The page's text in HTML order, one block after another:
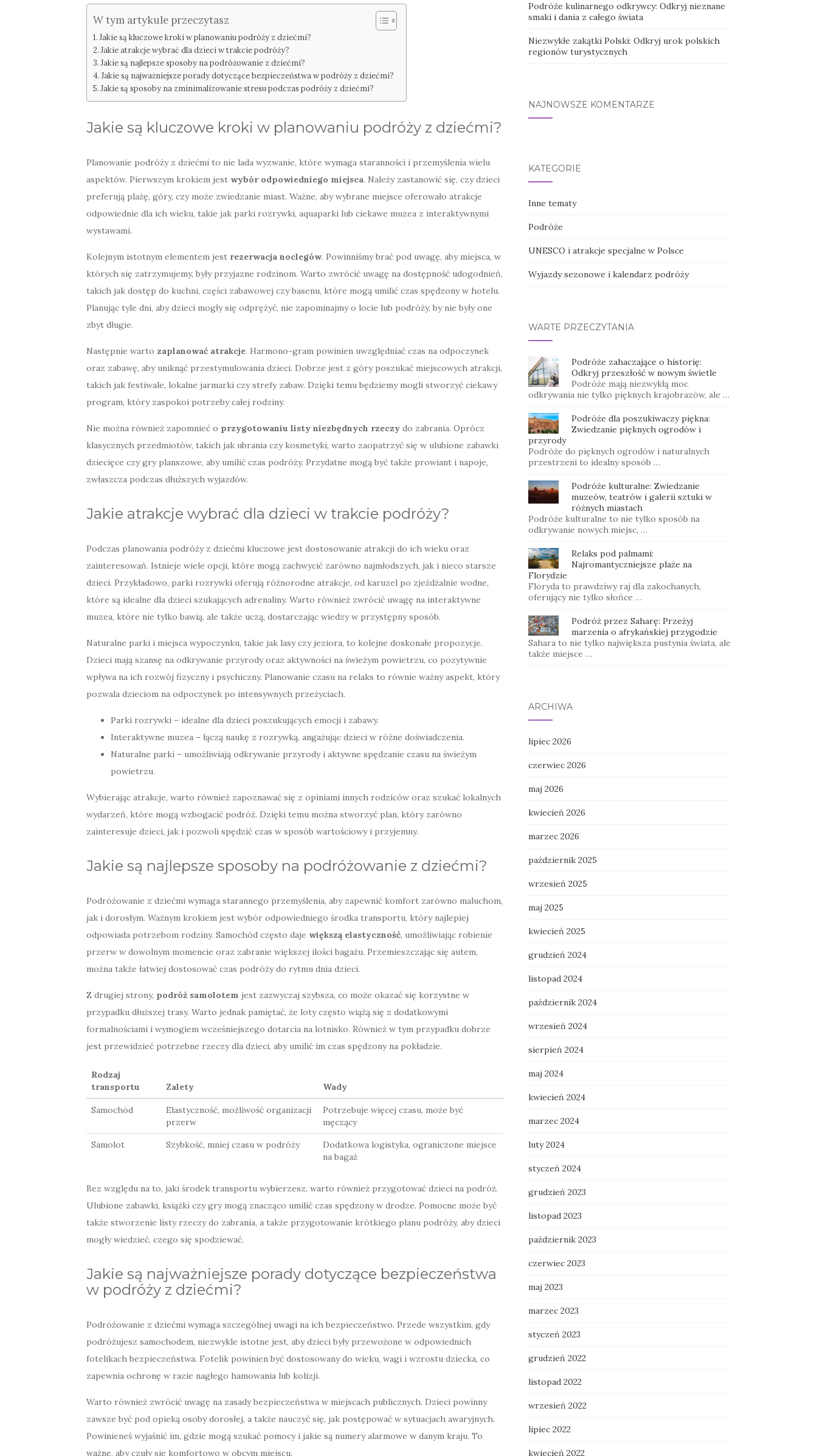
W tym artykule przeczytasz
Jakie są kluczowe kroki w planowaniu podróży z dziećmi?
Jakie atrakcje wybrać dla dzieci w trakcie podróży?
Jakie są najlepsze sposoby na podróżowanie z dziećmi?
Jakie są najważniejsze porady dotyczące bezpieczeństwa w podróży z dziećmi?
Jakie są sposoby na zminimalizowanie stresu podczas podróży z dziećmi?
Jakie są kluczowe kroki w planowaniu podróży z dziećmi?
Planowanie podróży z dziećmi to nie lada wyzwanie, które wymaga staranności i przemyślenia wielu
aspektów. Pierwszym krokiem jest wybór odpowiedniego miejsca. Należy zastanowić się, czy dzieci
preferują plażę, góry, czy może zwiedzanie miast. Ważne, aby wybrane miejsce oferowało atrakcje
odpowiednie dla ich wieku, takie jak parki rozrywki, aquaparki lub ciekawe muzea z interaktywnymi
wystawami.
Kolejnym istotnym elementem jest rezerwacja noclegów. Powinniśmy brać pod uwagę, aby miejsca, w
których się zatrzymujemy, były przyjazne rodzinom. Warto zwrócić uwagę na dostępność udogodnień,
takich jak dostęp do kuchni, części zabawowej czy basenu, które mogą umilić czas spędzony w hotelu.
Planując tyle dni, aby dzieci mogły się odprężyć, nie zapominajmy o locie lub podróży, by nie były one
zbyt długie.
Następnie warto zaplanować atrakcje. Harmono-gram powinien uwzględniać czas na odpoczynek
oraz zabawę, aby uniknąć przestymulowania dzieci. Dobrze jest z góry poszukać miejscowych atrakcji,
takich jak festiwale, lokalne jarmarki czy strefy zabaw. Dzięki temu będziemy mogli stworzyć ciekawy
program, który zaspokoi potrzeby całej rodziny.
Nie można również zapomnieć o przygotowaniu listy niezbędnych rzeczy do zabrania. Oprócz
klasycznych przedmiotów, takich jak ubrania czy kosmetyki, warto zaopatrzyć się w ulubione zabawki
dziecięce czy gry planszowe, aby umilić czas podróży. Przydatne mogą być także prowiant i napoje,
zwłaszcza podczas dłuższych wyjazdów.
Jakie atrakcje wybrać dla dzieci w trakcie podróży?
Podczas planowania podróży z dziećmi kluczowe jest dostosowanie atrakcji do ich wieku oraz
zainteresowań. Istnieje wiele opcji, które mogą zachwycić zarówno najmłodszych, jak i nieco starsze
dzieci. Przykładowo, parki rozrywki oferują różnorodne atrakcje, od karuzel po zjeżdżalnie wodne,
które są idealne dla dzieci szukających adrenaliny. Warto również zwrócić uwagę na interaktywne
muzea, które nie tylko bawią, ale także uczą, dostarczając wiedzy w przystępny sposób.
Naturalne parki i miejsca wypoczynku, takie jak lasy czy jeziora, to kolejne doskonałe propozycje.
Dzieci mają szansę na odkrywanie przyrody oraz aktywności na świeżym powietrzu, co pozytywnie
wpływa na ich rozwój fizyczny i psychiczny. Planowanie czasu na relaks to równie ważny aspekt, który
pozwala dzieciom na odpoczynek po intensywnych przeżyciach.
Parki rozrywki – idealne dla dzieci poszukujących emocji i zabawy.
Interaktywne muzea – łączą naukę z rozrywką, angażując dzieci w różne doświadczenia.
Naturalne parki – umożliwiają odkrywanie przyrody i aktywne spędzanie czasu na świeżym
powietrzu.
Wybierając atrakcje, warto również zapoznawać się z opiniami innych rodziców oraz szukać lokalnych
wydarzeń, które mogą wzbogacić podróż. Dzięki temu można stworzyć plan, który zarówno
zainteresuje dzieci, jak i pozwoli spędzić czas w sposób wartościowy i przyjemny.
Jakie są najlepsze sposoby na podróżowanie z dziećmi?
Podróżowanie z dziećmi wymaga starannego przemyślenia, aby zapewnić komfort zarówno maluchom,
jak i dorosłym. Ważnym krokiem jest wybór odpowiedniego środka transportu, który najlepiej
odpowiada potrzebom rodziny. Samochód często daje większą elastyczność, umożliwiając robienie
przerw w dowolnym momencie oraz zabranie większej ilości bagażu. Przemieszczając się autem,
można także łatwiej dostosować czas podróży do rytmu dnia dzieci.
Z drugiej strony, podróż samolotem jest zazwyczaj szybsza, co może okazać się korzystne w
przypadku dłuższej trasy. Warto jednak pamiętać, że loty często wiążą się z dodatkowymi
formalnościami i wymogiem wcześniejszego dotarcia na lotnisko. Również w tym przypadku dobrze
jest przewidzieć potrzebne rzeczy dla dzieci, aby umilić im czas spędzony na pokładzie.
Rodzaj
transportu
Zalety Wady
Samochód
Elastyczność, możliwość organizacji
przerw
Potrzebuje więcej czasu, może być
męczący
Samolot Szybkość, mniej czasu w podróży
Dodatkowa logistyka, ograniczone miejsce
na bagaż
Bez względu na to, jaki środek transportu wybierzesz, warto również przygotować dzieci na podróż.
Ulubione zabawki, książki czy gry mogą znacząco umilić czas spędzony w drodze. Pomocne może być
także stworzenie listy rzeczy do zabrania, a także przygotowanie krótkiego planu podróży, aby dzieci
mogły wiedzieć, czego się spodziewać.
Jakie są najważniejsze porady dotyczące bezpieczeństwa
w podróży z dziećmi?
Podróżowanie z dziećmi wymaga szczególnej uwagi na ich bezpieczeństwo. Przede wszystkim, gdy
podróżujesz samochodem, niezwykle istotne jest, aby dzieci były przewożone w odpowiednich
fotelikach bezpieczeństwa. Fotelik powinien być dostosowany do wieku, wagi i wzrostu dziecka, co
zapewnia ochronę w razie nagłego hamowania lub kolizji.
Warto również zwrócić uwagę na zasady bezpieczeństwa w miejscach publicznych. Dzieci powinny
zawsze być pod opieką osoby dorosłej, a także nauczyć się, jak postępować w sytuacjach awaryjnych.
Powinieneś wyjaśnić im, gdzie mogą szukać pomocy i jakie są numery alarmowe w danym kraju. To
ważne, aby czuły się komfortowo w obcym miejscu.
Podróże kulinarnego odkrywcy: Odkryj nieznane
smaki i dania z całego świata
Niezwykłe zakątki Polski: Odkryj urok polskich
regionów turystycznych
NAJNOWSZE KOMENTARZE
KATEGORIE
Inne tematy
Podróże
UNESCO i atrakcje specjalne w Polsce
Wyjazdy sezonowe i kalendarz podróży
WARTE PRZECZYTANIA
Podróże zahaczające o historię:
Odkryj przeszłość w nowym świetle
Podróże mają niezwykłą moc
odkrywania nie tylko pięknych krajobrazów, ale …
Podróże dla poszukiwaczy piękna:
Zwiedzanie pięknych ogrodów i
przyrody
Podróże do pięknych ogrodów i naturalnych
przestrzeni to idealny sposób …
Podróże kulturalne: Zwiedzanie
muzeów, teatrów i galerii sztuki w
różnych miastach
Podróże kulturalne to nie tylko sposób na
odkrywanie nowych miejsc, …
Relaks pod palmami:
Najromantyczniejsze plaże na
Florydzie
Floryda to prawdziwy raj dla zakochanych,
oferujący nie tylko słońce …
Podróż przez Saharę: Przeżyj
marzenia o afrykańskiej przygodzie
Sahara to nie tylko największa pustynia świata, ale
także miejsce …
ARCHIWA
lipiec 2026
czerwiec 2026
maj 2026
kwiecień 2026
marzec 2026
październik 2025
wrzesień 2025
maj 2025
kwiecień 2025
grudzień 2024
listopad 2024
październik 2024
wrzesień 2024
sierpień 2024
maj 2024
kwiecień 2024
marzec 2024
luty 2024
styczeń 2024
grudzień 2023
listopad 2023
październik 2023
czerwiec 2023
maj 2023
marzec 2023
styczeń 2023
grudzień 2022
listopad 2022
wrzesień 2022
lipiec 2022
kwiecień 2022